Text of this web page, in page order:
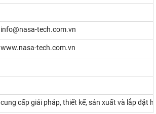
info@nasa-tech.com.vn
www.nasa-tech.com.vn
cung cấp giải pháp, thiết kế, sản xuất và lắp đặt